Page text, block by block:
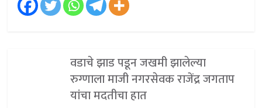
वडाचे झाड पडून जखमी झालेल्या
रुग्णाला माजी नगरसेवक राजेंद्र जगताप
यांचा मदतीचा हात